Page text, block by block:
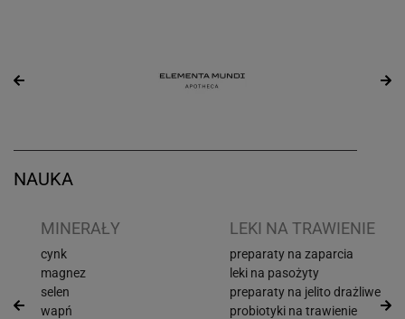
NAUKA
MINERAŁY
cynk
magnez
selen
wapń
LEKI NA TRAWIENIE
preparaty na zaparcia
leki na pasożyty
preparaty na jelito drażliwe
probiotyki na trawienie